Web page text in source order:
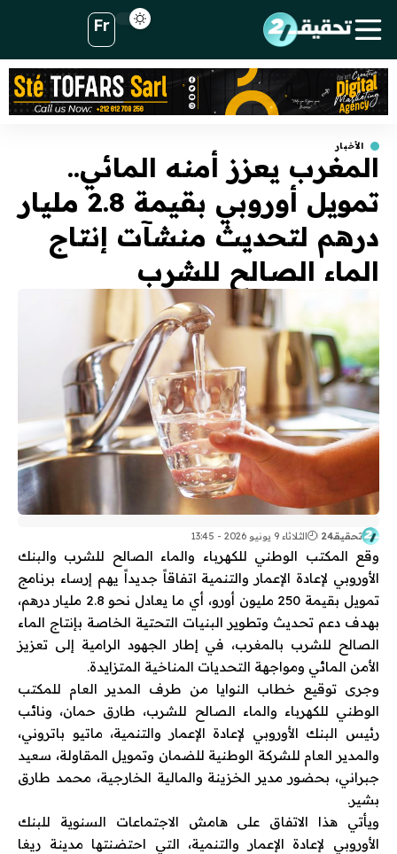
Fr
الأخبار
المغرب يعزز أمنه المائي..
تمويل أوروبي بقيمة 2.8 مليار
درهم لتحديث منشآت إنتاج
الماء الصالح للشرب
تحقيقـ24 الثلاثاء 9 يونيو 2026 - 13:45
وقع المكتب الوطني للكهرباء والماء الصالح للشرب والبنك
الأوروبي لإعادة الإعمار والتنمية اتفاقاً جديداً يهم إرساء برنامج
تمويل بقيمة 250 مليون أورو، أي ما يعادل نحو 2.8 مليار درهم،
بهدف دعم تحديث وتطوير البنيات التحتية الخاصة بإنتاج الماء
الصالح للشرب بالمغرب، في إطار الجهود الرامية إلى تعزيز
الأمن المائي ومواجهة التحديات المناخية المتزايدة.
وجرى توقيع خطاب النوايا من طرف المدير العام للمكتب
الوطني للكهرباء والماء الصالح للشرب، طارق حمان، ونائب
رئيس البنك الأوروبي لإعادة الإعمار والتنمية، ماتيو باتروني،
والمدير العام للشركة الوطنية للضمان وتمويل المقاولة، سعيد
جبراني، بحضور مدير الخزينة والمالية الخارجية، محمد طارق
بشير.
ويأتي هذا الاتفاق على هامش الاجتماعات السنوية للبنك
الأوروبي لإعادة الإعمار والتنمية، التي احتضنتها مدينة ريغا